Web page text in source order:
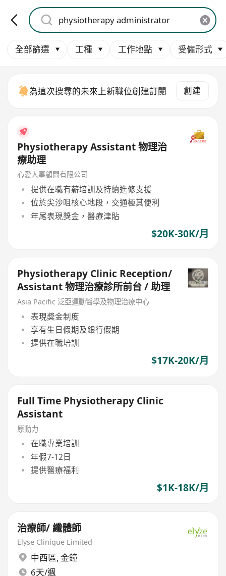
全部篩選 工種 工作地點 受僱形式
為這次搜尋的未來上新職位創建訂閱 創建
Physiotherapy Assistant 物理治
療助理
心愛人事顧問有限公司
提供在職有薪培訓及持續進修支援
位於尖沙咀核心地段，交通極其便利
年尾表現獎金，醫療津貼
$20K-30K/月
Physiotherapy Clinic Reception/
Assistant 物理治療診所前台 / 助理
Asia Pacific 泛亞運動醫學及物理治療中心
表現獎金制度
享有生日假期及銀行假期
提供在職培訓
$17K-20K/月
Full Time Physiotherapy Clinic
Assistant
原動力
在職專業培訓
年假7-12日
提供醫療福利
$1K-18K/月
治療師/ 纖體師
Elyse Clinique Limited
中西區, 金鐘
6天/週